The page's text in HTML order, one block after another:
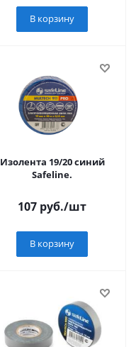
В корзину
Изолента 19/20 синий
Safeline.
107 руб./шт
В корзину